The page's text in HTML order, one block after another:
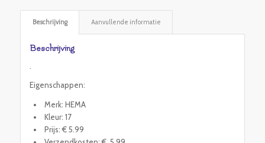
Beschrijving Aanvullende informatie
Beschrijving
.
Eigenschappen:
Merk: HEMA
Kleur: 17
Prijs: € 5.99